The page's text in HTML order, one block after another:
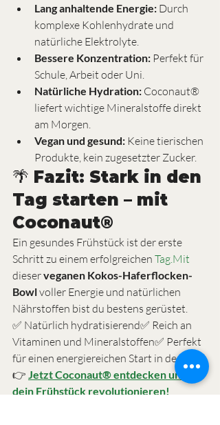
Lang anhaltende Energie: Durch
komplexe Kohlenhydrate und
natürliche Elektrolyte.
Bessere Konzentration: Perfekt für
Schule, Arbeit oder Uni.
Natürliche Hydration: Coconaut®
liefert wichtige Mineralstoffe direkt
am Morgen.
Vegan und gesund: Keine tierischen
Produkte, kein zugesetzter Zucker.
🌴 Fazit: Stark in den
Tag starten – mit
Coconaut®
Ein gesundes Frühstück ist der erste
Schritt zu einem erfolgreichen Tag.Mit
dieser veganen Kokos-Haferflocken-
Bowl voller Energie und natürlichen
Nährstoffen bist du bestens gerüstet.
✅ Natürlich hydratisierend✅ Reich an
Vitaminen und Mineralstoffen✅ Perfekt
für einen energiereichen Start in den Tag
👉 Jetzt Coconaut® entdecken und
dein Frühstück revolutionieren!